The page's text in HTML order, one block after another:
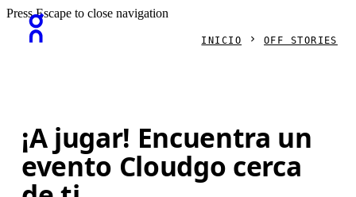
Press Escape to close navigation
INICIO OFF STORIES
¡A jugar! Encuentra un
evento Cloudgo cerca